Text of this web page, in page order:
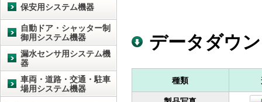
データダウ
種類
保安用システム機器
自動ドア・シャッター制
御用システム機器
漏水センサ用システム機
器
車両・道路・交通・駐車
場用システム機器